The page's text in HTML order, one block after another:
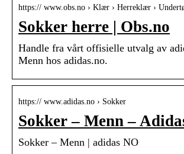
https:// www.obs.no › Klær › Herreklær ›
Sokker herre | Obs.no
Handle fra vårt offisielle utvalg av
Menn hos adidas.no.
https:// www.adidas.no › Sokker
Sokker – Menn –
Sokker – Menn | adidas NO